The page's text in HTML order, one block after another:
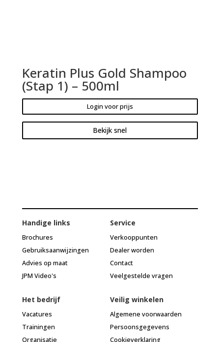
Keratin Plus Gold Shampoo
(Stap 1) – 500ml
Login voor prijs
Bekijk snel
Handige links
Brochures
Gebruiksaanwijzingen
Advies op maat
JPM Video's
Service
Verkooppunten
Dealer worden
Contact
Veelgestelde vragen
Het bedrijf
Vacatures
Trainingen
Organisatie
Veilig winkelen
Algemene voorwaarden
Persoonsgegevens
Cookieverklaring